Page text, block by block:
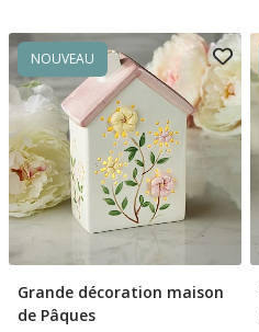
NOUVEAU
Ajouter Au Panier
Grande décoration maison
de Pâques